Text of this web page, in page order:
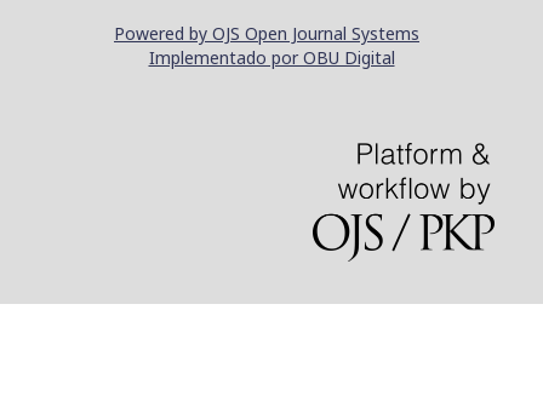
Powered by OJS Open Journal Systems
Implementado por OBU Digital